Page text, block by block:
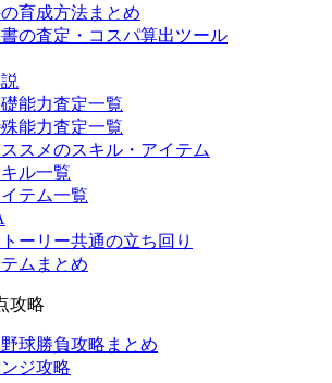
育成方法まとめ
の査定・コスパ算出ツール
能力査定一覧
能力査定一覧
スメのスキル・アイテム
ル一覧
テム一覧
ーリー共通の立ち回り
ムまとめ
攻略
球勝負攻略まとめ
ジ攻略